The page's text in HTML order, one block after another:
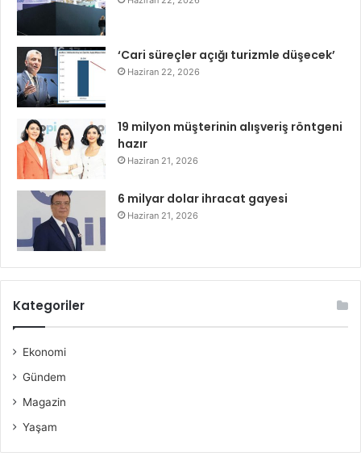
‘Cari süreçler açığı turizmle düşecek’
Haziran 22, 2026
19 milyon müşterinin alışveriş röntgeni
hazır
Haziran 21, 2026
6 milyar dolar ihracat gayesi
Haziran 21, 2026
Kategoriler
Ekonomi
Gündem
Magazin
Yaşam